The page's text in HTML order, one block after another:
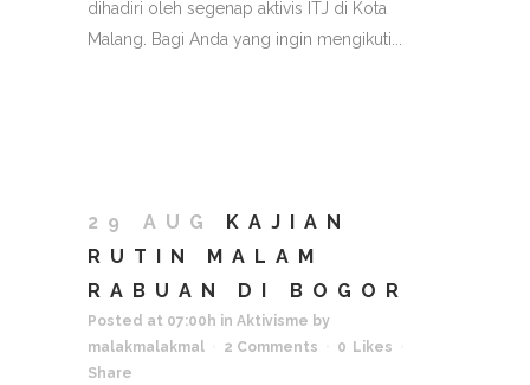
dihadiri oleh segenap aktivis ITJ di Kota
Malang. Bagi Anda yang ingin mengikuti...
29 AUG
KAJIAN
RUTIN MALAM
RABUAN DI BOGOR
Posted at 07:00h in Aktivisme by
malakmalakmal
2 Comments 0
Likes
Share